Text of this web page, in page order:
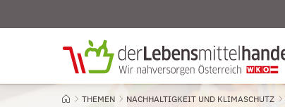
THEMEN NACHHALTIGKEIT UND KLIMASCHUTZ